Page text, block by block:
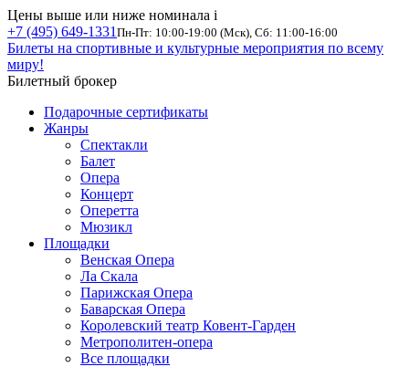
Цены выше или ниже номинала i
+7 (495) 649-1331 Пн-Пт: 10:00-19:00 (Мск), Сб: 11:00-16:00
Билеты на спортивные и культурные мероприятия по всему
миру!
Билетный брокер
Подарочные сертификаты
Жанры
Спектакли
Балет
Опера
Концерт
Оперетта
Мюзикл
Площадки
Венская Опера
Ла Скала
Парижская Опера
Баварская Опера
Королевский театр Ковент-Гарден
Метрополитен-опера
Все площадки